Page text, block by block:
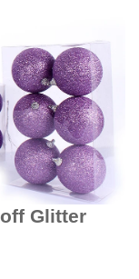
Glitter